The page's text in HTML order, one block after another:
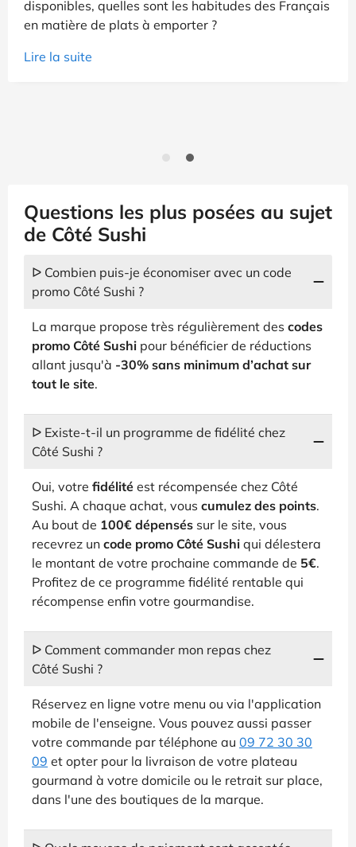
Depuis le début de la crise du Covid-19 et la
fermeture de nombreux restaurants, les Français se
sont tourné vers la livraison et les repas à emporter.
Questions les plus posées au sujet
de Côté Sushi
ᐅ Combien puis-je économiser avec un code
promo Côté Sushi ?
La marque propose très régulièrement des codes
promo Côté Sushi pour bénéficier de réductions
allant jusqu'à -30% sans minimum d’achat sur
tout le site.
ᐅ Existe-t-il un programme de fidélité chez
Côté Sushi ?
Oui, votre fidélité est récompensée chez Côté
Sushi. A chaque achat, vous cumulez des points.
Au bout de 100€ dépensés sur le site, vous
recevrez un code promo Côté Sushi qui délestera
le montant de votre prochaine commande de 5€.
Profitez de ce programme fidélité rentable qui
récompense enfin votre gourmandise.
ᐅ Comment commander mon repas chez
Côté Sushi ?
Réservez en ligne votre menu ou via l'application
mobile de l'enseigne. Vous pouvez aussi passer
votre commande par téléphone au 09 72 30 30
09 et opter pour la livraison de votre plateau
gourmand à votre domicile ou le retrait sur place,
dans l'une des boutiques de la marque.